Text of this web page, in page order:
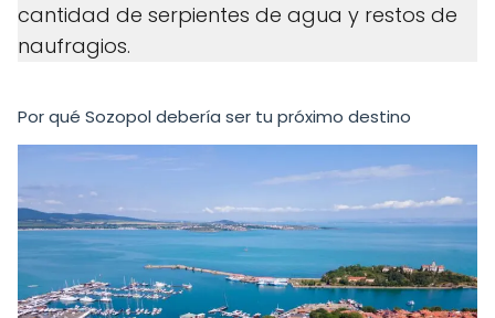
cantidad de serpientes de agua y restos de
naufragios.
Por qué Sozopol debería ser tu próximo destino